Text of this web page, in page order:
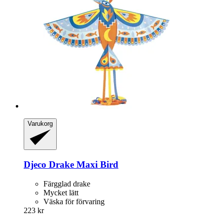
Varukorg
Djeco Drake Maxi Bird
Färgglad drake
Mycket lätt
Väska för förvaring
223 kr